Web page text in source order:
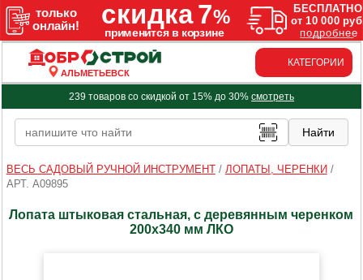
АЛЬМЕТЬЕВСК
КАТЕГОРИИ
239 товаров со скидкой от 15% до 30% смотреть
ВЕСЬ САДОВЫЙ РУЧНОЙ ИНСТРУМЕНТ/ ЛОПАТЫ, ЧЕРЕНКИ /
АРТ. A09895
Лопата штыковая стальная, с деревянным черенком
200х340 мм ЛКО